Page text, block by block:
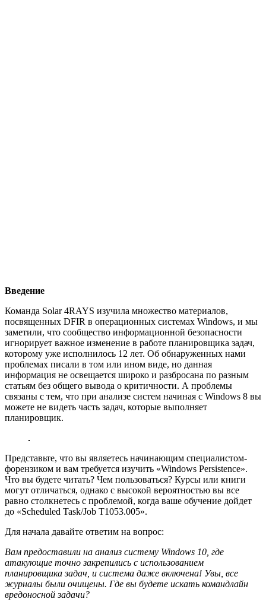
Введение
Команда Solar 4RAYS изучила множество материалов,
посвященных DFIR в операционных системах Windows, и мы
заметили, что сообщество информационной безопасности
игнорирует важное изменение в работе планировщика задач,
которому уже исполнилось 12 лет. Об обнаруженных нами
проблемах писали в том или ином виде, но данная
информация не освещается широко и разбросана по разным
статьям без общего вывода о критичности. А проблемы
связаны с тем, что при анализе систем начиная с Windows 8 вы
можете не видеть часть задач, которые выполняет
планировщик.
Представьте, что вы являетесь начинающим специалистом-
форензиком и вам требуется изучить «Windows Persistence».
Что вы будете читать? Чем пользоваться? Курсы или книги
могут отличаться, однако с высокой вероятностью вы все
равно столкнетесь с проблемой, когда ваше обучение дойдет
до «Scheduled Task/Job T1053.005».
Для начала давайте ответим на вопрос:
Вам предоставили на анализ систему Windows 10, где
атакующие точно закрепились с использованием
планировщика задач, и система даже включена! Увы, все
журналы были очищены. Где вы будете искать командлайн
вредоносной задачи?